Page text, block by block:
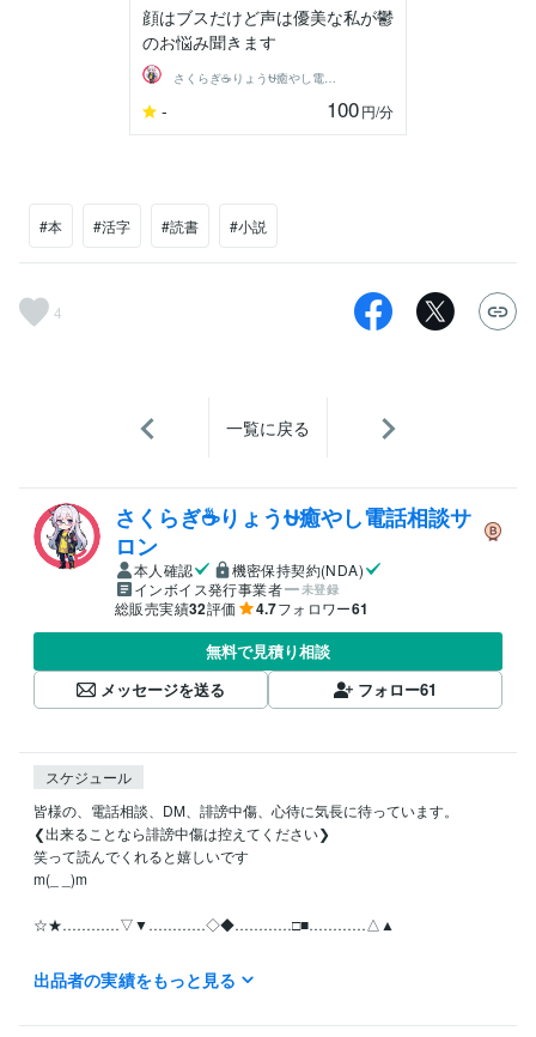
顔はブスだけど声は優美な私が鬱
のお悩み聞きます
さくらぎ☕りょう⛎癒やし電話相談サロン
- 100円/分
#本 #活字 #読書 #小説
4
一覧に戻る
さくらぎ☕りょう⛎癒やし電話相談サ
ロン
本人確認
機密保持契約(NDA)
インボイス発行事業者
未登録
総販売実績32評価 4.7フォロワー61
無料で見積り相談
メッセージを送る
フォロー61
スケジュール
皆様の、電話相談、DM、誹謗中傷、心待に気長に待っています。
❮出来ることなら誹謗中傷は控えてください❯
笑って読んでくれると嬉しいです
m(_ _)m
☆★…………▽▼…………◇◆…………□■…………△▲
月曜日~日曜日の全ての日にちの待機中の時はご利用可能です。
お休みさせていただくときは受付休止にします。！Σ(×_×;)!
出品者の実績をもっと見る